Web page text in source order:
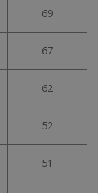
69
67
62
52
51